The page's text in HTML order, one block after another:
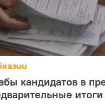
кандидатов в